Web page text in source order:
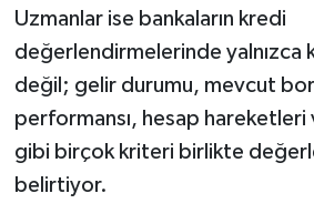
Uzmanlar ise bankaların kredi
değerlendirmelerinde yalnızca
değil; gelir durumu, mevcut
performansı, hesap hareketleri
gibi birçok kriteri birlikte
belirtiyor.